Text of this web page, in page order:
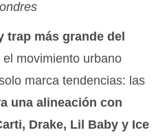
trap más grande del
movimiento urbano
marca tendencias: las
una alineación con
Drake, Lil Baby y Ice